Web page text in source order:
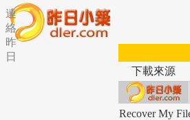
下載來源
Recover My
連
絡
昨
日